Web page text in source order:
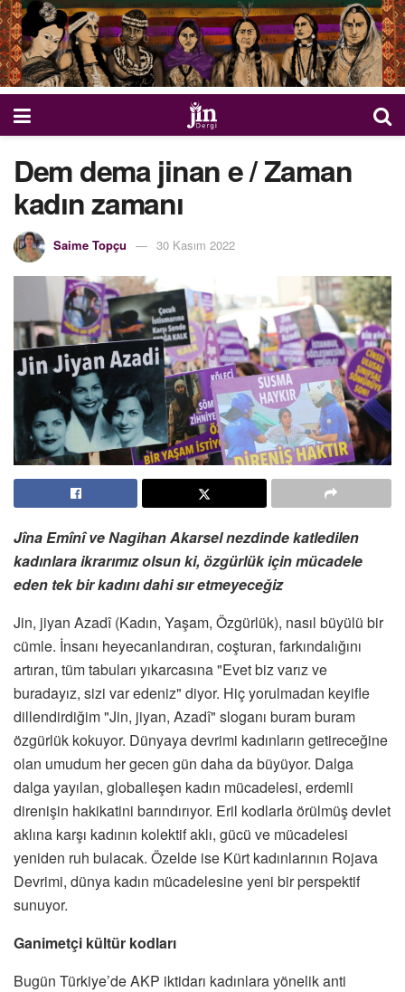
Dem dema jinan e / Zaman
kadın zamanı
Saime Topçu 30 Kasım 2022
Jîna Emînî ve Nagihan Akarsel nezdinde katledilen
kadınlara ikrarımız olsun ki, özgürlük için mücadele
eden tek bir kadını dahi sır etmeyeceğiz
Jin, jiyan Azadî (Kadın, Yaşam, Özgürlük), nasıl büyülü bir
cümle. İnsanı heyecanlandıran, coşturan, farkındalığını
artıran, tüm tabuları yıkarcasına "Evet biz varız ve
buradayız, sizi var edeniz" diyor. Hiç yorulmadan keyifle
dillendirdiğim "Jin, jiyan, Azadî" sloganı buram buram
özgürlük kokuyor. Dünyaya devrimi kadınların getireceğine
olan umudum her gecen gün daha da büyüyor. Dalga
dalga yayılan, globalleşen kadın mücadelesi, erdemli
direnişin hakikatini barındırıyor. Eril kodlarla örülmüş devlet
aklına karşı kadının kolektif aklı, gücü ve mücadelesi
yeniden ruh bulacak. Özelde ise Kürt kadınlarının Rojava
Devrimi, dünya kadın mücadelesine yeni bir perspektif
sunuyor.
Ganimetçi kültür kodları
Bugün Türkiye’de AKP iktidarı kadınlara yönelik anti